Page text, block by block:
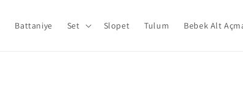
Battaniye Set Slopet Tulum Bebek Alt